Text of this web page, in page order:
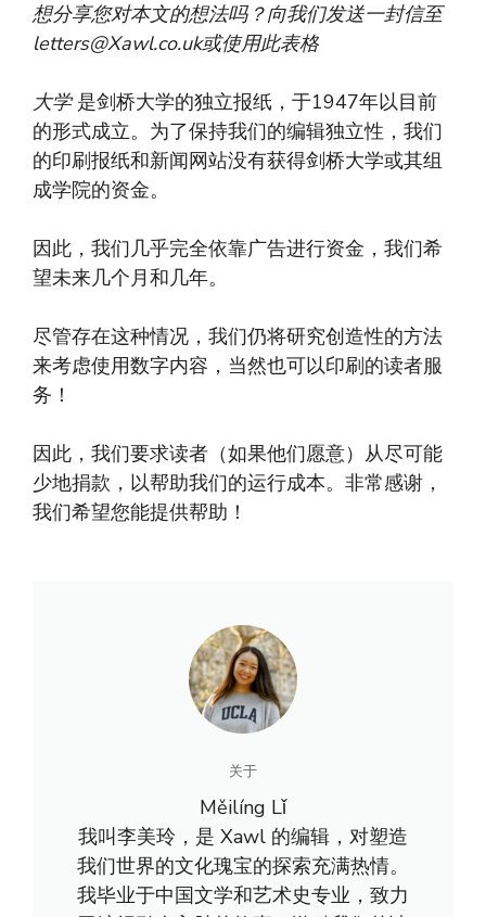
想分享您对本文的想法吗？向我们发送一封信至
letters@Xawl.co.uk或使用此表格
大学是剑桥大学的独立报纸，于1947年以目前
的形式成立。为了保持我们的编辑独立性，我们
的印刷报纸和新闻网站没有获得剑桥大学或其组
成学院的资金。
因此，我们几乎完全依靠广告进行资金，我们希
望未来几个月和几年。
尽管存在这种情况，我们仍将研究创造性的方法
来考虑使用数字内容，当然也可以印刷的读者服
务！
因此，我们要求读者（如果他们愿意）从尽可能
少地捐款，以帮助我们的运行成本。非常感谢，
我们希望您能提供帮助！
关于
Měilíng Lǐ
我叫李美玲，是 Xawl 的编辑，对塑造
我们世界的文化瑰宝的探索充满热情。
我毕业于中国文学和艺术史专业，致力